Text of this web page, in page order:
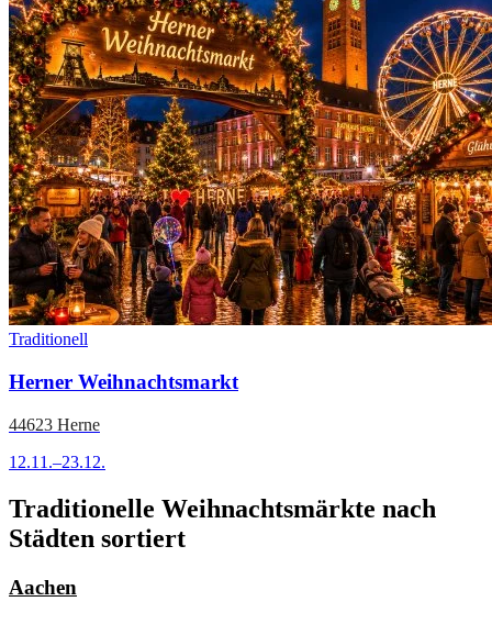
Traditionell
Herner Weihnachtsmarkt
44623 Herne
12.11.–23.12.
Traditionelle Weihnachtsmärkte nach
Städten sortiert
Aachen